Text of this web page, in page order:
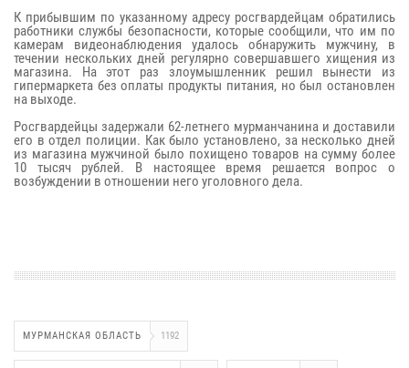
К прибывшим по указанному адресу росгвардейцам обратились
работники службы безопасности, которые сообщили, что им по
камерам видеонаблюдения удалось обнаружить мужчину, в
течении нескольких дней регулярно совершавшего хищения из
магазина. На этот раз злоумышленник решил вынести из
гипермаркета без оплаты продукты питания, но был остановлен
на выходе.
Росгвардейцы задержали 62-летнего мурманчанина и доставили
его в отдел полиции. Как было установлено, за несколько дней
из магазина мужчиной было похищено товаров на сумму более
10 тысяч рублей. В настоящее время решается вопрос о
возбуждении в отношении него уголовного дела.
МУРМАНСКАЯ ОБЛАСТЬ 1192